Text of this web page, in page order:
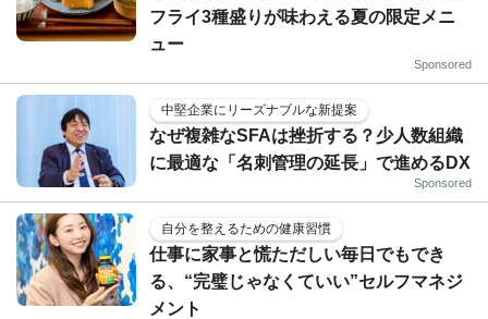
フライ3種盛りが味わえる夏の限定メニ
ュー
Sponsored
中堅企業にリーズナブルな新提案
なぜ複雑なSFAは挫折する？少人数組織
に最適な「名刺管理の延長」で進めるDX
Sponsored
自分を整えるための健康習慣
仕事に家事と慌ただしい毎日でもでき
る、“完璧じゃなくていい”セルフマネジ
メント